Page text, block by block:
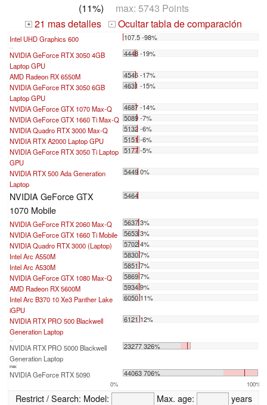
(11%) max: 5743 Points
+ 21 mas detalles - Ocultar tabla de comparación
Intel UHD Graphics 600 107.5 -98%
NVIDIA GeForce RTX 3050 4GB
Laptop GPU
4448 -19%
AMD Radeon RX 6550M
4546 -17%
NVIDIA GeForce RTX 3050 6GB
Laptop GPU
4631 -15%
NVIDIA GeForce GTX 1070 Max-Q
4687 -14%
NVIDIA GeForce GTX 1660 Ti Max-Q 5089 -7%
NVIDIA Quadro RTX 3000 Max-Q
5132 -6%
NVIDIA RTX A2000 Laptop GPU
5151 -6%
NVIDIA GeForce RTX 3050 Ti Laptop
GPU
5177 -5%
NVIDIA RTX 500 Ada Generation
Laptop
5449 0%
NVIDIA GeForce GTX
1070 Mobile
5464
NVIDIA GeForce RTX 2060 Max-Q
5637 3%
NVIDIA GeForce GTX 1660 Ti Mobile
5653 3%
NVIDIA Quadro RTX 3000 (Laptop)
5702 4%
Intel Arc A550M
5830 7%
Intel Arc A530M
5851 7%
NVIDIA GeForce GTX 1080 Max-Q
5869 7%
AMD Radeon RX 5600M
5934 9%
Intel Arc B370 10 Xe3 Panther Lake
iGPU
6050 11%
NVIDIA RTX PRO 500 Blackwell
Generation Laptop
6121 12%
NVIDIA RTX PRO 5000 Blackwell
Generation Laptop
23277 326%
max:
NVIDIA GeForce RTX 5090 44063 706%
0% 100%
Restrict / Search: Model: Max. age:
years